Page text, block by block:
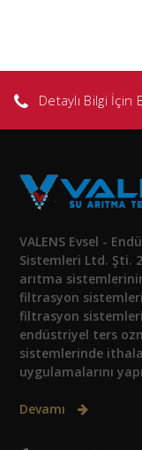
Detaylı Bilgi İçin
VALENS Evsel -
Sistemleri Ltd. Şti.
arıtma
filtrasyon
filtrasyon
endüstriyel ters
sistemlerinde
uygulamalarını
Devamı